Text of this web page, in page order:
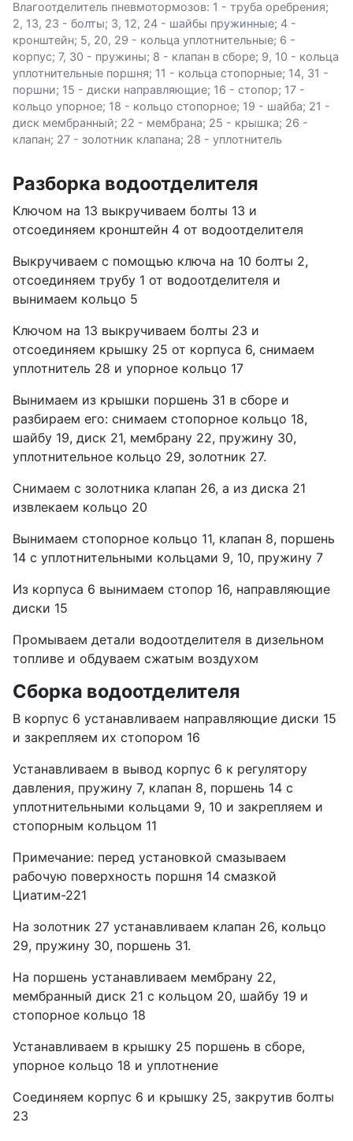
Влагоотделитель пневмотормозов: 1 - труба оребрения;
2, 13, 23 - болты; 3, 12, 24 - шайбы пружинные; 4 -
кронштейн; 5, 20, 29 - кольца уплотнительные; 6 -
корпус; 7, 30 - пружины; 8 - клапан в сборе; 9, 10 - кольца
уплотнительные поршня; 11 - кольца стопорные; 14, 31 -
поршни; 15 - диски направляющие; 16 - стопор; 17 -
кольцо упорное; 18 - кольцо стопорное; 19 - шайба; 21 -
диск мембранный; 22 - мембрана; 25 - крышка; 26 -
клапан; 27 - золотник клапана; 28 - уплотнитель
Разборка водоотделителя
Ключом на 13 выкручиваем болты 13 и
отсоединяем кронштейн 4 от водоотделителя
Выкручиваем с помощью ключа на 10 болты 2,
отсоединяем трубу 1 от водоотделителя и
вынимаем кольцо 5
Ключом на 13 выкручиваем болты 23 и
отсоединяем крышку 25 от корпуса 6, снимаем
уплотнитель 28 и упорное кольцо 17
Вынимаем из крышки поршень 31 в сборе и
разбираем его: снимаем стопорное кольцо 18,
шайбу 19, диск 21, мембрану 22, пружину 30,
уплотнительное кольцо 29, золотник 27.
Снимаем с золотника клапан 26, а из диска 21
извлекаем кольцо 20
Вынимаем стопорное кольцо 11, клапан 8, поршень
14 с уплотнительными кольцами 9, 10, пружину 7
Из корпуса 6 вынимаем стопор 16, направляющие
диски 15
Промываем детали водоотделителя в дизельном
топливе и обдуваем сжатым воздухом
Сборка водоотделителя
В корпус 6 устанавливаем направляющие диски 15
и закрепляем их стопором 16
Устанавливаем в вывод корпус 6 к регулятору
давления, пружину 7, клапан 8, поршень 14 с
уплотнительными кольцами 9, 10 и закрепляем и
стопорным кольцом 11
Примечание: перед установкой смазываем
рабочую поверхность поршня 14 смазкой
Циатим-221
На золотник 27 устанавливаем клапан 26, кольцо
29, пружину 30, поршень 31.
На поршень устанавливаем мембрану 22,
мембранный диск 21 с кольцом 20, шайбу 19 и
стопорное кольцо 18
Устанавливаем в крышку 25 поршень в сборе,
упорное кольцо 18 и уплотнение
Соединяем корпус 6 и крышку 25, закрутив болты
23